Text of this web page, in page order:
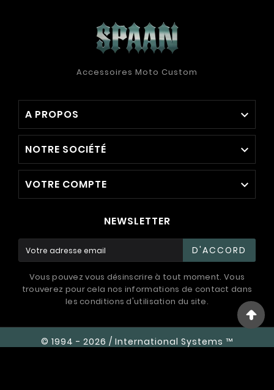
Accessoires Moto Custom
A PROPOS 
NOTRE SOCIÉTÉ 
VOTRE COMPTE 
NEWSLETTER
D'ACCORD
Vous pouvez vous désinscrire à tout moment. Vous
trouverez pour cela nos informations de contact dans
les conditions d'utilisation du site.
© 1994 - 2026 / International Systems ™